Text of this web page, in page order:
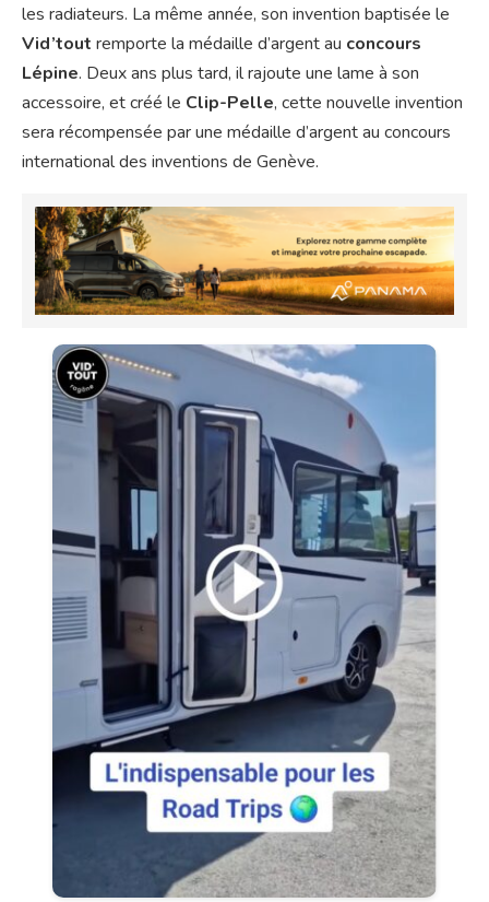
les radiateurs. La même année, son invention baptisée le
Vid’tout remporte la médaille d’argent au concours
Lépine. Deux ans plus tard, il rajoute une lame à son
accessoire, et créé le Clip-Pelle, cette nouvelle invention
sera récompensée par une médaille d’argent au concours
international des inventions de Genève.